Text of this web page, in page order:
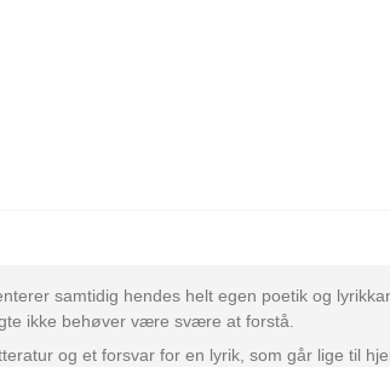
samtidig hendes helt egen poetik og
ikke behøver være svære at forstå.
og et forsvar for en lyrik, som går lige til